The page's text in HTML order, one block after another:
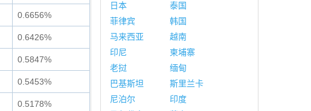
0.6656%
0.6426%
0.5847%
0.5453%
0.5178%
日本
泰国
菲律宾
韩国
马来西亚
越南
印尼
柬埔寨
老挝
缅甸
巴基斯坦
斯里兰卡
尼泊尔
印度